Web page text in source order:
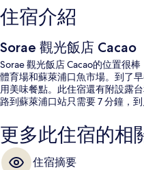
住宿介紹
Sorae 觀光飯店 Cacao
Sorae 觀光飯店 Cacao的位置很
體育場和蘇萊浦口魚市場。到了
用美味餐點。此住宿還有附設露
路到蘇萊浦口站只需要 7 分鐘，到
更多此住宿的相
住宿摘要